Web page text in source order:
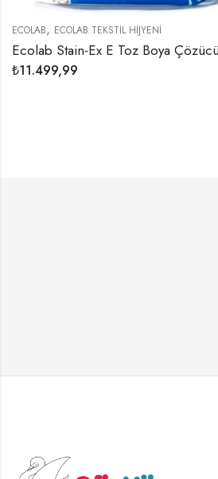
,ECOLAB TEKSTİL HİJYENİ
Stain-Ex E Toz Boya Çözücü 5
11.499,99